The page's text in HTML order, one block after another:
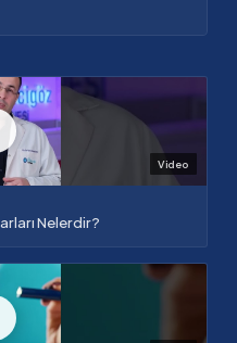
Video
Nelerdir?